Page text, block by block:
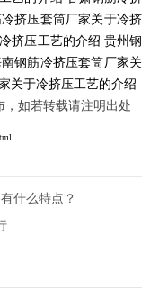
挤压套筒厂家关于冷挤
挤压工艺的介绍 贵州钢
钢筋冷挤压套筒厂家关
关于冷挤压工艺的介绍
，如若转载请注明出处
什么特点？